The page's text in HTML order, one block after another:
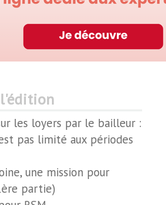
les loyers par le bailleur :
pas limité aux périodes
une mission pour
partie)